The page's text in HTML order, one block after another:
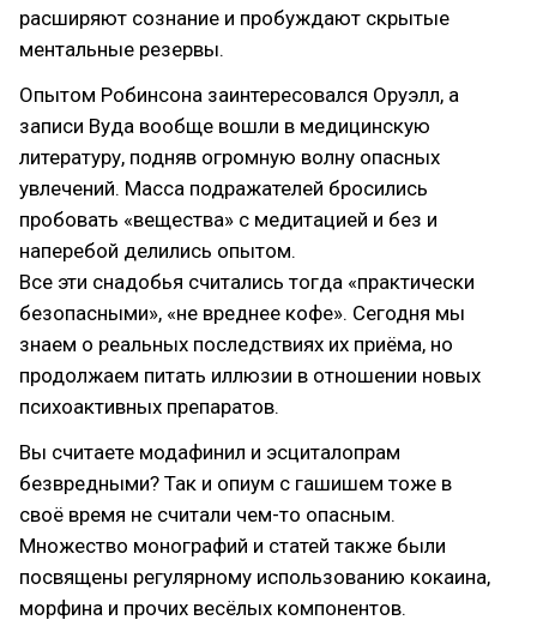
расширяют сознание и пробуждают скрытые
ментальные резервы.
Опытом Робинсона заинтересовался Оруэлл, а
записи Вуда вообще вошли в медицинскую
литературу, подняв огромную волну опасных
увлечений. Масса подражателей бросились
пробовать «вещества» с медитацией и без и
наперебой делились опытом.
Все эти снадобья считались тогда «практически
безопасными», «не вреднее кофе». Сегодня мы
знаем о реальных последствиях их приёма, но
продолжаем питать иллюзии в отношении новых
психоактивных препаратов.
Вы считаете модафинил и эсциталопрам
безвредными? Так и опиум с гашишем тоже в
своё время не считали чем-то опасным.
Множество монографий и статей также были
посвящены регулярному использованию кокаина,
морфина и прочих весёлых компонентов.